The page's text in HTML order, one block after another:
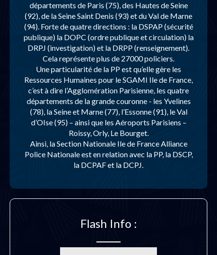
départements de Paris (75), des Hautes de Seine
(92), de la Seine Saint Denis (93) et du Val de Marne
(94). Forte de quatre directions : la DSPAP (sécurité
publique) la DOPC (ordre publique et circulation) la
DRPJ (investigation) et la DRPP (renseignement).
Cela représente plus de 27000 policiers.
Une particularité de la PP est qu’elle gère les
Ressources Humaines pour le SGAMI Ile de France,
c’est à dire l’Agglomération Parisienne, les quatre
départements de la grande couronne - les Yvelines
(78), la Seine et Marne (77), l’Essonne (91), le Val
d’OIse (95) – ainsi que les Aéroports Parisiens –
Roissy, Orly, Le Bourget.
Ainsi, la Section Nationale Ile de France Alliance
Police Nationale est en relation avec la PP, la DSCP,
la DCPAF et la DCPJ.
Flash Info :